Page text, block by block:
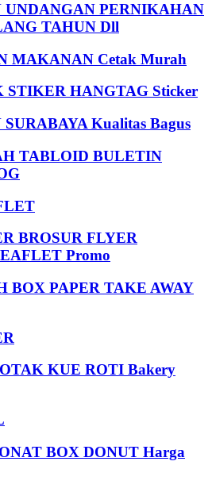
UNDANGAN PERNIKAHAN
TAHUN Dll
MAKANAN Cetak Murah
HANGTAG Sticker
Kualitas Bagus
TABLOID BULETIN
BROSUR FLYER
Promo
BOX PAPER TAKE AWAY
KUE ROTI Bakery
BOX DONUT Harga